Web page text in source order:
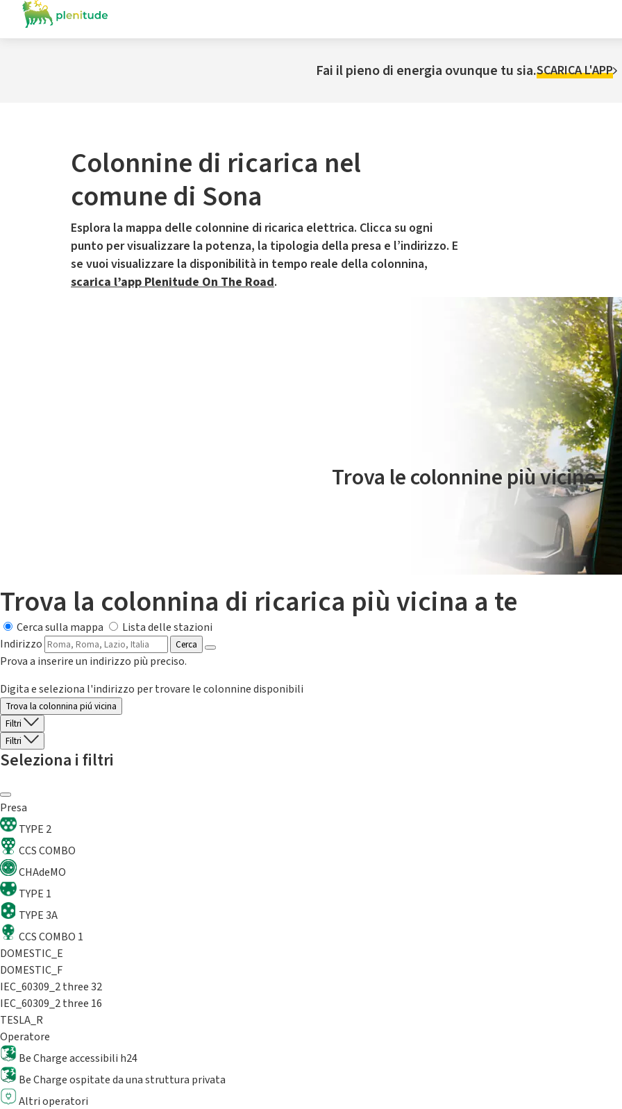
Fai il pieno di energia ovunque tu sia.SCARICA L'APP
Colonnine di ricarica nel
comune di Sona
Esplora la mappa delle colonnine di ricarica elettrica. Clicca su ogni
punto per visualizzare la potenza, la tipologia della presa e l’indirizzo. E
se vuoi visualizzare la disponibilità in tempo reale della colonnina,
scarica l’app Plenitude On The Road.
Il servizio di mobilità elettrica è gestito da Plenitude On The Road
Trova le colonnine più vicine.
Trova la colonnina di ricarica più vicina a te
Cerca sulla mappa
Lista delle stazioni
Indirizzo
Cerca
Prova a inserire un indirizzo più preciso.
Digita e seleziona l'indirizzo per trovare le colonnine disponibili
Trova la colonnina piú vicina
Filtri
Filtri
Seleziona i filtri
Presa
TYPE 2
CCS COMBO
CHAdeMO
TYPE 1
TYPE 3A
CCS COMBO 1
DOMESTIC_E
DOMESTIC_F
IEC_60309_2 three 32
IEC_60309_2 three 16
TESLA_R
Operatore
Be Charge accessibili h24
Be Charge ospitate da una struttura privata
Altri operatori